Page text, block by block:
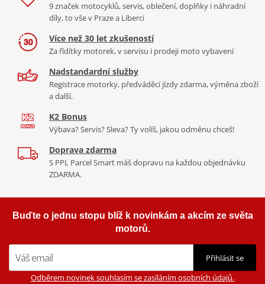
9 značek motocyklů, servis, oblečení, doplňky i náhradní
díly, to vše v Praze a Liberci
Více než 30 let zkušeností
Za řídítky motorek, v servisu i prodeji moto vybavení
Nadstandardní služby
Registrace motorky, předváděcí jízdy zdarma, výměna zboží
a další.
K2 Bonus
Výbava? Servis? Sleva? Ty volíš, jakou odměnu chceš!
Doprava zdarma
S PPL Parcel Smart máš dopravu na každou objednávku
ZDARMA.
Buďte o jednu stopu blíž k novinkám a akcím ze světa
motorů.
Přihlásit se
Odběrem novinek souhlasím se zasíláním osobních údajů.